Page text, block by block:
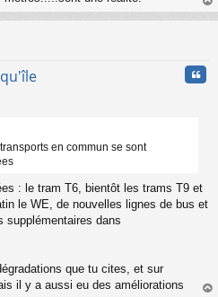
au
en commun se sont
: le tram T6, bientôt les trams T9 et
le WE, de nouvelles lignes de bus et
supplémentaires dans
que tu cites, et sur
il y a aussi eu des améliorations